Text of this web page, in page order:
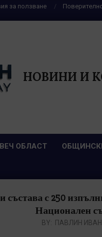
за ползване
НОВИНИ И
ОБЛАСТ
състава с 250
Национален
BY: ПАВЛИН